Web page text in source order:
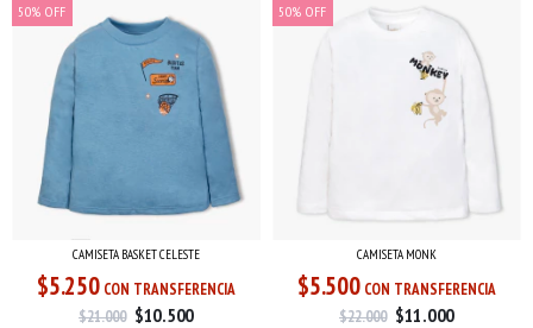
50% OFF
CAMISETA BASKET CELESTE
$5.250 CON TRANSFERENCIA
$21.000 $10.500
50% OFF
CAMISETA MONK
$5.500 CON TRANSFERENCIA
$22.000 $11.000